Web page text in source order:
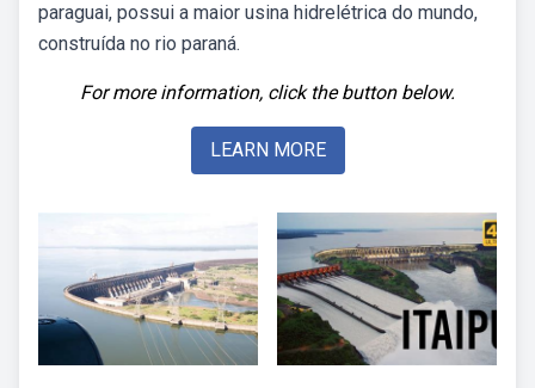
paraguai, possui a maior usina hidrelétrica do mundo,
construída no rio paraná.
For more information, click the button below.
LEARN MORE